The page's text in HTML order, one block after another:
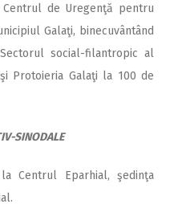
de Uregenţă pentru
Galaţi, binecuvântând
social-filantropic al
Protoieria Galaţi la 100 de
SINODALE
Centrul Eparhial, şedinţa